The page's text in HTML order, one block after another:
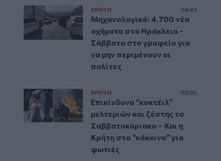
ΚΡΗΤΗ 08:49
Μηχανολογικό: 4.700 νέα
οχήματα στο Ηράκλειο -
Σάββατο στο γραφείο για
να μην περιμένουν οι
πολίτες
ΚΡΗΤΗ 08:05
Επικίνδυνο “κοκτέιλ”
μελτεμιών και ζέστης το
Σαββατοκύριακο – Και η
Κρήτη στο “κόκκινο” για
φωτιές